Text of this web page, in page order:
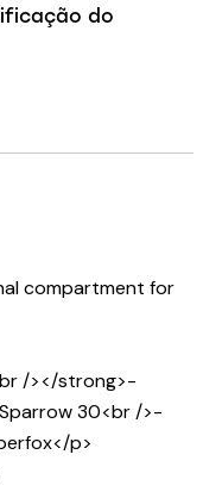
do
compartment for
/></strong>-
30<br />-
p>